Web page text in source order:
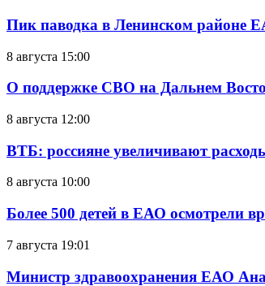
Пик паводка в Ленинском районе
8 августа 15:00
О поддержке СВО на Дальнем
8 августа 12:00
ВТБ: россияне увеличивают
8 августа 10:00
Более 500 детей в ЕАО осмотрели
7 августа 19:01
Министр здравоохранения ЕАО